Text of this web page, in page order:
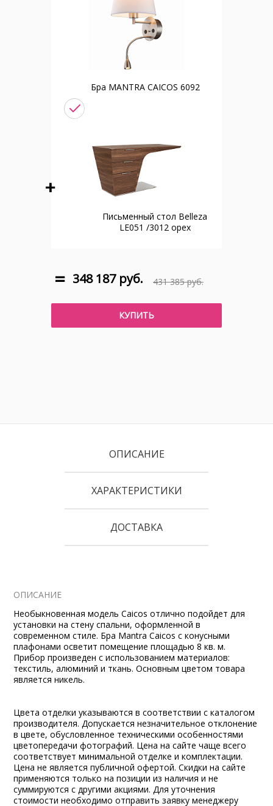
Бра MANTRA CAICOS 6092
Письменный стол Belleza
LE051 /3012 орех
431 385 руб.
348 187 руб.
КУПИТЬ
ОПИСАНИЕ
ХАРАКТЕРИСТИКИ
ДОСТАВКА
ОПИСАНИЕ
Необыкновенная модель Caicos отлично подойдет для
установки на стену спальни, оформленной в
современном стиле. Бра Mantra Caicos с конусными
плафонами осветит помещение площадью 8 кв. м.
Прибор произведен с использованием материалов:
текстиль, алюминий и ткань. Основным цветом товара
является никель.
Цвета отделки указываются в соответствии с каталогом
производителя. Допускается незначительное отклонение
в цвете, обусловленное техническими особенностями
цветопередачи фотографий. Цена на сайте чаще всего
соответствует минимальной отделке и комплектации.
Цена не является публичной офертой. Скидки на сайте
применяются только на позиции из наличия и не
суммируются с другими акциями. Для уточнения
стоимости необходимо отправить заявку менеджеру